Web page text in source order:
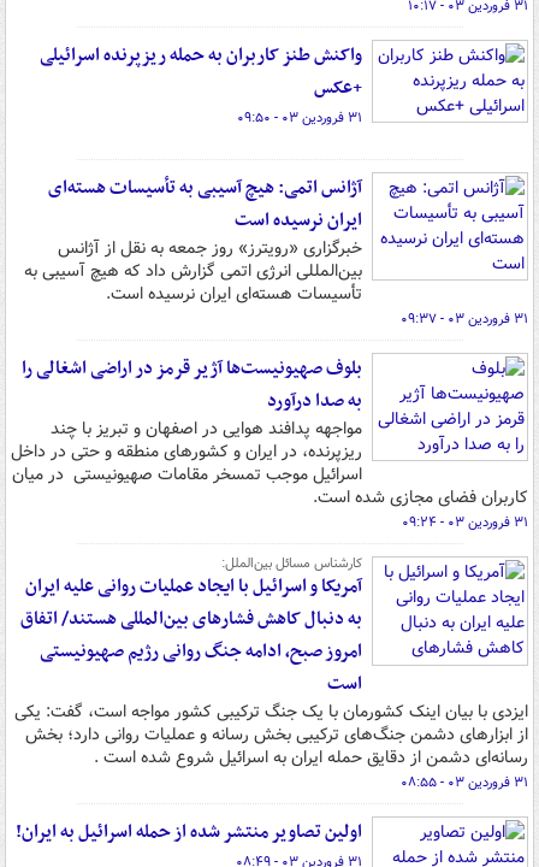
۳۱ فروردین ۰۳ - ۱۰:۱۷
واکنش طنز کاربران به حمله ریزپرنده اسرائیلی
+عکس
۳۱ فروردین ۰۳ - ۰۹:۵۰
آژانس اتمی: هیچ آسیبی به تأسیسات هسته‌ای
ایران نرسیده است
خبرگزاری «رویترز» روز جمعه به نقل از آژانس
بین‌المللی انرژی اتمی گزارش داد که هیچ آسیبی به
تأسیسات هسته‌ای ایران نرسیده است.
۳۱ فروردین ۰۳ - ۰۹:۳۷
بلوف صهیونیست‌ها آژیر قرمز در اراضی اشغالی را
به صدا درآورد
مواجهه پدافند هوایی در اصفهان و تبریز با چند
ریزپرنده، در ایران و کشورهای منطقه و حتی در داخل
اسرائیل موجب تمسخر مقامات صهیونیستی در میان
کاربران فضای مجازی شده است.
۳۱ فروردین ۰۳ - ۰۹:۲۴
کارشناس مسائل بین‌الملل:
آمریکا و اسرائیل با ایجاد عملیات روانی علیه ایران
به دنبال کاهش فشارهای بین‌المللی هستند/ اتفاق
امروز صبح، ادامه جنگ روانی رژیم صهیونیستی
است
ایزدی با بیان اینک کشورمان با یک جنگ ترکیبی کشور مواجه است، گفت: یکی
از ابزارهای دشمن جنگ‌های ترکیبی بخش رسانه و عملیات روانی دارد؛ بخش
رسانه‌ای دشمن از دقایق حمله ایران به اسرائیل شروع شده است .
۳۱ فروردین ۰۳ - ۰۸:۵۵
اولین تصاویر منتشر شده از حمله اسرائیل به ایران!
۳۱ فروردین ۰۳ - ۰۸:۴۹